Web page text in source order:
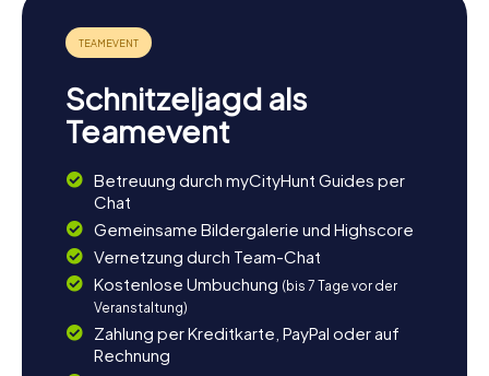
Schnitzeljagd als
Teamevent
Betreuung durch myCityHunt Guides per
Chat
Gemeinsame Bildergalerie und Highscore
Vernetzung durch Team-Chat
Kostenlose Umbuchung (bis 7 Tage vor der
Veranstaltung)
Zahlung per Kreditkarte, PayPal oder auf
Rechnung